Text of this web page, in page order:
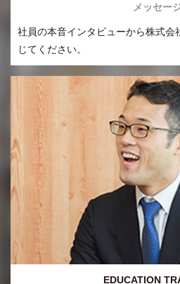
メッセー
社員の本音インタビューから株式会
じてください。
EDUCATION